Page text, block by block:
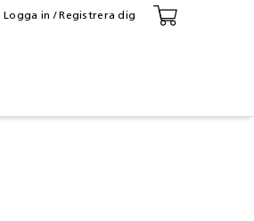
Logga in / Registrera dig